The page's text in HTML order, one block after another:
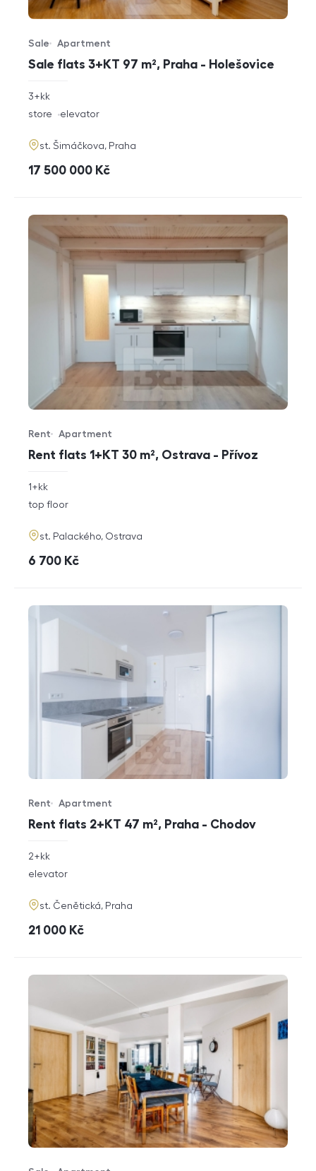
Sale flats 3+KT 97 m², Praha - Holešovice
Offer type
Sale
Property type
Apartment
rozměry
3+kk
funkce
store elevator
adresa
st. Šimáčkova, Praha
cena
17 500 000 Kč
Rent flats 1+KT 30 m², Ostrava - Přívoz
Offer type
Rent
Property type
Apartment
rozměry
1+kk
funkce
top floor
adresa
st. Palackého, Ostrava
cena
6 700 Kč
Rent flats 2+KT 47 m², Praha - Chodov
Offer type
Rent
Property type
Apartment
rozměry
disposition
2+kk
funkce
elevator
adresa
st. Čenětická, Praha
cena
21 000 Kč